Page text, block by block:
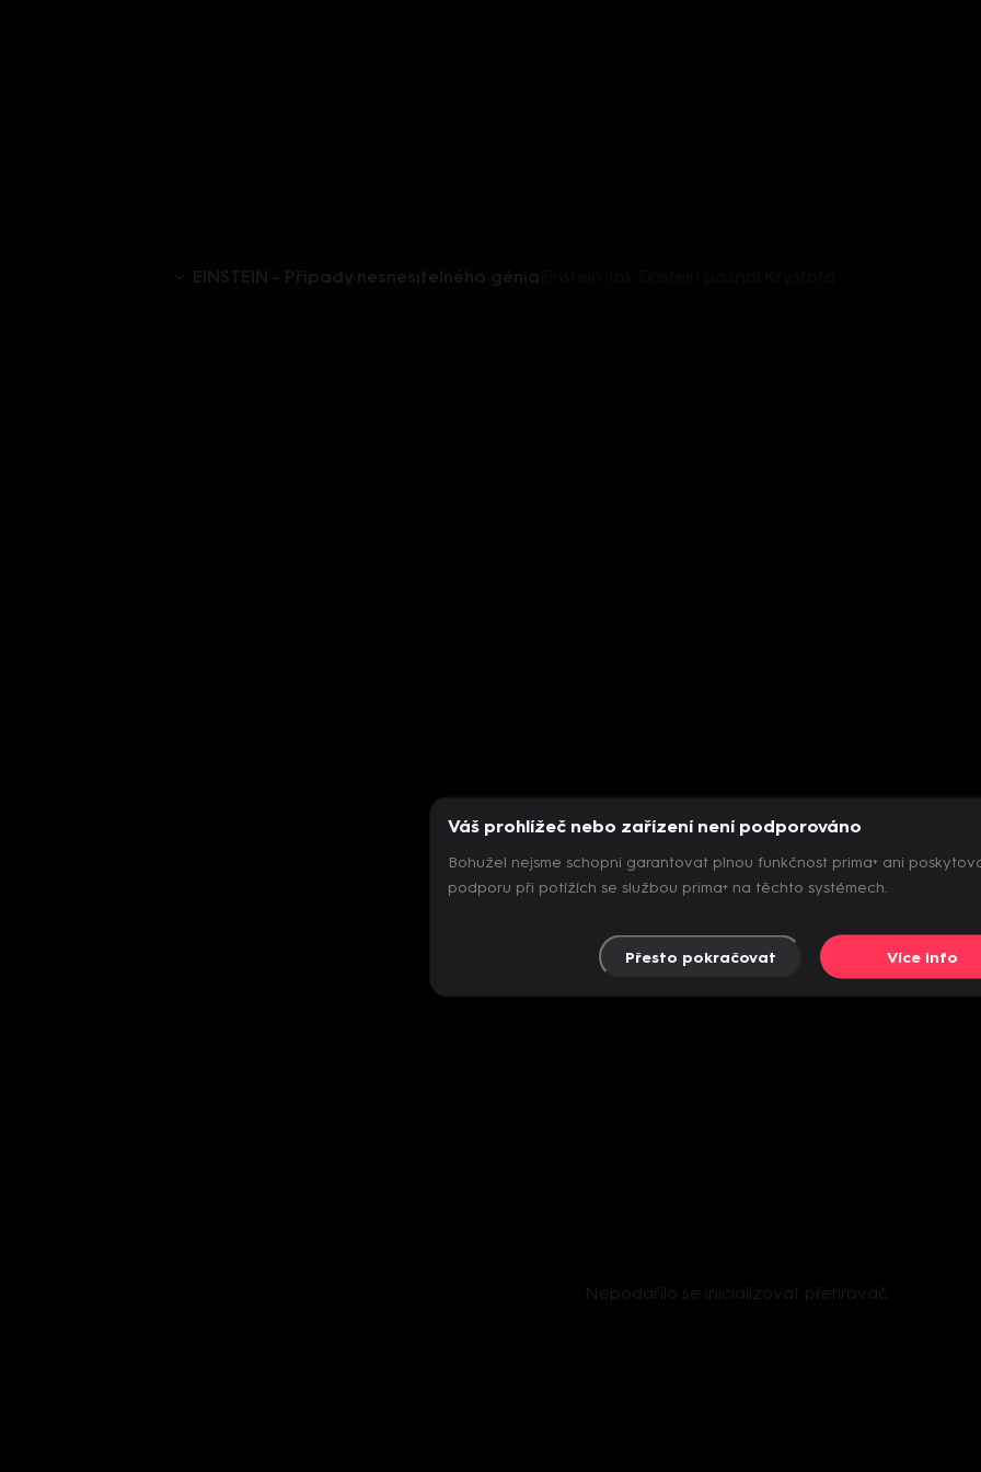
Nepodařilo se inicializovat přehrávač
Váš prohlížeč nebo zařízení není podporováno
Bohužel nejsme schopni garantovat plnou funkčnost prima+ ani
podporu při potížích se službou prima+ na těchto systémech.
Přesto pokračovat Více info